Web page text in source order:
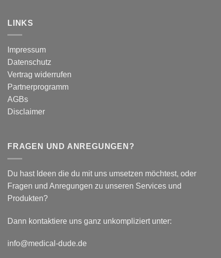
LINKS
Impressum
Datenschutz
Vertrag widerrufen
Partnerprogramm
AGBs
Disclaimer
FRAGEN UND ANREGUNGEN?
Du hast Ideen die du mit uns umsetzen möchtest, oder
Fragen und Anregungen zu unseren Services und
Produkten?
Dann kontaktiere uns ganz unkompliziert unter:
info@medical-dude.de